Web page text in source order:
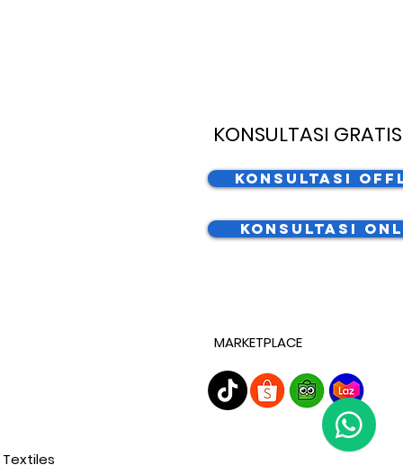
KONSULTASI GRATIS
Konsultasi
Konsultasi
MARKETPLACE